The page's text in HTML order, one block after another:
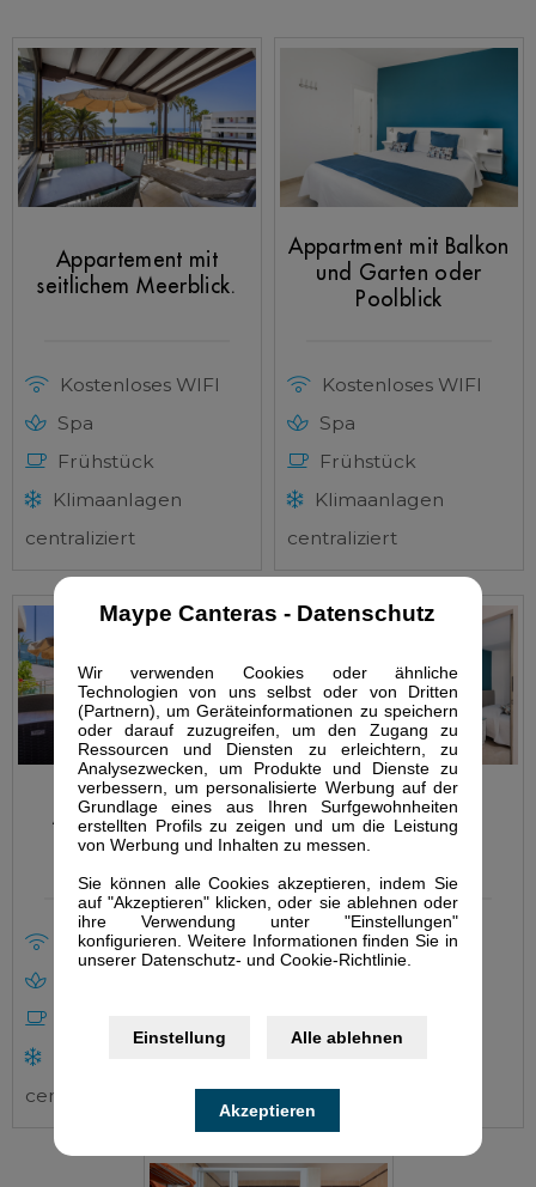
Maype Canteras - Datenschutz
Wir verwenden Cookies oder ähnliche
Technologien von uns selbst oder von Dritten
(Partnern), um Geräteinformationen zu speichern
oder darauf zuzugreifen, um den Zugang zu
Ressourcen und Diensten zu erleichtern, zu
Analysezwecken, um Produkte und Dienste zu
verbessern, um personalisierte Werbung auf der
Grundlage eines aus Ihren Surfgewohnheiten
erstellten Profils zu zeigen und um die Leistung
von Werbung und Inhalten zu messen.
Sie können alle Cookies akzeptieren, indem Sie
auf "Akzeptieren" klicken, oder sie ablehnen oder
ihre Verwendung unter "Einstellungen"
konfigurieren. Weitere Informationen finden Sie in
unserer Datenschutz- und Cookie-Richtlinie.
Einstellung Alle ablehnen
Akzeptieren
Appartement mit
seitlichem Meerblick.
Kostenloses WIFI
Spa
Frühstück
Klimaanlagen
centraliziert
Appartment mit Balkon
und Garten oder
Poolblick
Kostenloses WIFI
Spa
Frühstück
Klimaanlagen
centraliziert
Appartements mit
Terrasse
Kostenloses WIFI
centraliziert
Junior Suite
Kostenloses WIFI
centraliziert